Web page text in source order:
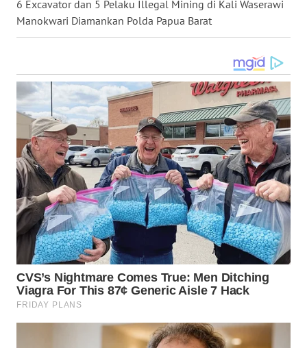
6 Excavator dan 5 Pelaku Illegal Mining di Kali Waserawi
Manokwari Diamankan Polda Papua Barat
WN
NIAS
WN
LANGKAT
WN
TAPANULI
SELATAN
WN
TANJUNG
LESUNG